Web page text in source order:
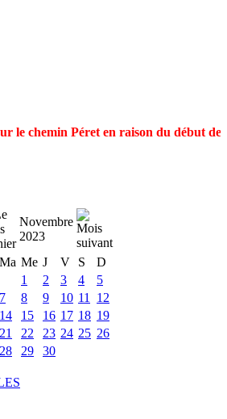
le chemin Péret en raison du début
Novembre
2023
Ma Me J V S
D
1
2 3 4
5
7 8 9 10 11
12
14 15 16 17 18 19
21 22 23 24 25 26
28 29 30